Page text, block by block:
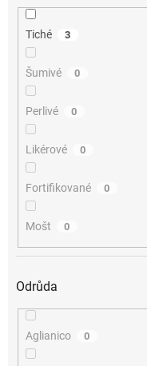
Tiché 3
Šumivé 0
Perlivé 0
Likérové 0
Fortifikované 0
Mošt 0
Odrůda
Aglianico 0